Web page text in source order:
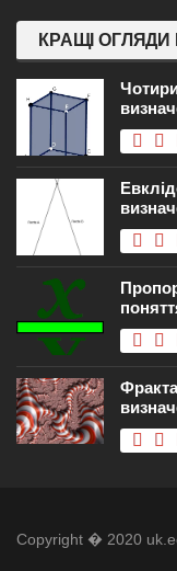
КРАЩІ ОГЛЯДИ
Copyright � 2020